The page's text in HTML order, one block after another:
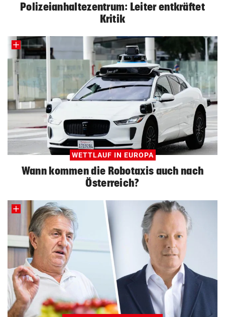
Polizeianhaltezentrum: Leiter entkräftet
Kritik
WETTLAUF IN EUROPA
Wann kommen die Robotaxis auch nach
Österreich?